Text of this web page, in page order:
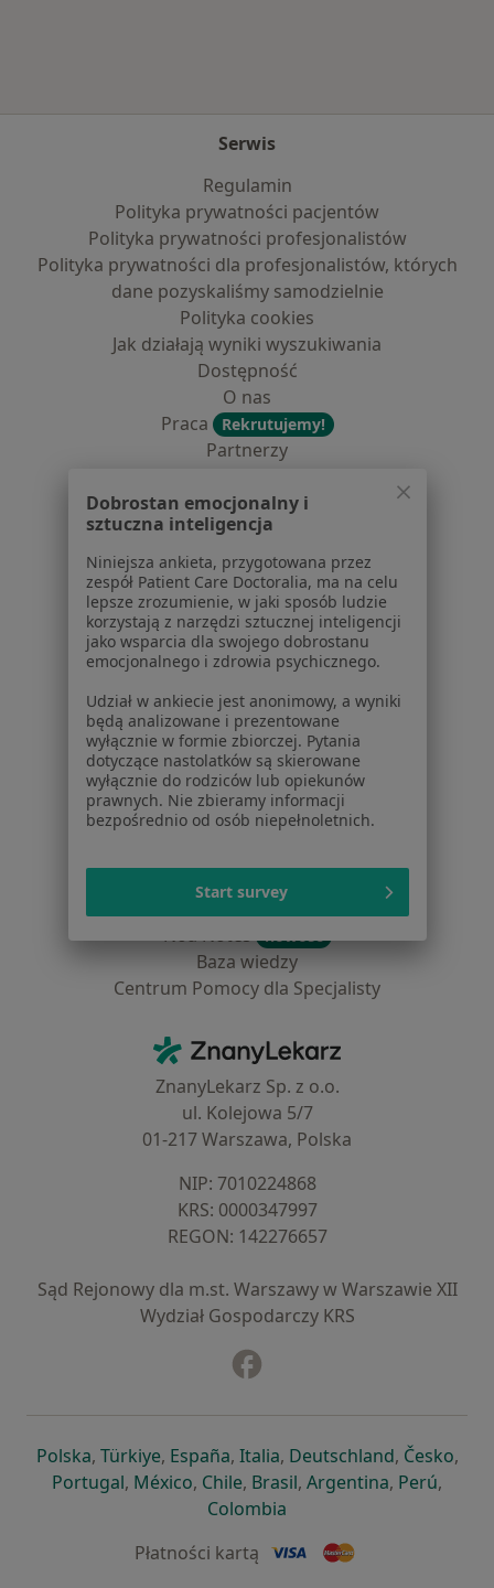
Serwis
Regulamin
Polityka prywatności pacjentów
Polityka prywatności profesjonalistów
Polityka prywatności dla profesjonalistów, których
dane pozyskaliśmy samodzielnie
Polityka cookies
Jak działają wyniki wyszukiwania
Dostępność
O nas
Praca
Rekrutujemy!
Partnerzy
Kontakt
Lekarze
Placówki medyczne
Pytania i odpowiedzi
Usługi i zabiegi
Choroby
Pomoc
Aplikacje mobilne
Blog dla pacjentów
Dla profesjonalistów
Dla lekarzy
Dla placówek medycznych
Noa Notes nowość
Baza wiedzy
Centrum Pomocy dla Specjalisty
ZnanyLekarz - Strona główna
ZnanyLekarz Sp. z o.o.
ul. Kolejowa 5/7
01-217 Warszawa, Polska
NIP: ⁠7010224868
KRS: ⁠0000347997
REGON: ⁠142276657
Sąd Rejonowy dla m.st. Warszawy w Warszawie XII
Wydział Gospodarczy KRS
Polskaotwiera się w nowej karcie
, Türkiyeotwiera się w nowej karcie
, Españaotwiera się w nowej karcie
, Italiaotwiera się w nowej
, Deutschlandotwiera się
, Česko,
Portugalotwiera się w nowej karcie
, Méxicootwiera się w nowej karcie
, Chileotwiera się w nowej karcie
, Brasilotwiera się w nowej
, Argentinaotwiera się
, Perú,
Colombia
Płatności kartą
Dobrostan emocjonalny i
sztuczna inteligencja
Niniejsza ankieta, przygotowana przez
zespół Patient Care Doctoralia, ma na celu
lepsze zrozumienie, w jaki sposób ludzie
korzystają z narzędzi sztucznej inteligencji
jako wsparcia dla swojego dobrostanu
emocjonalnego i zdrowia psychicznego.
Udział w ankiecie jest anonimowy, a wyniki
będą analizowane i prezentowane
wyłącznie w formie zbiorczej. Pytania
dotyczące nastolatków są skierowane
wyłącznie do rodziców lub opiekunów
prawnych. Nie zbieramy informacji
bezpośrednio od osób niepełnoletnich.
Start survey